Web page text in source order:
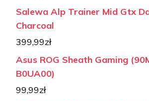
Salewa Alp Trainer Mid Gtx
Charcoal
399,99zł
Asus ROG Sheath Gaming
B0UA00)
99,99zł